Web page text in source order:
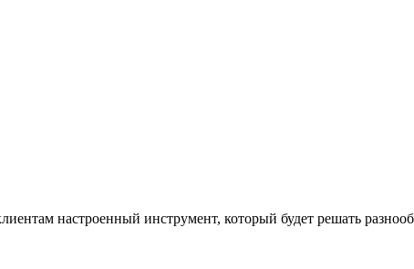
настроенный инструмент, который будет решать